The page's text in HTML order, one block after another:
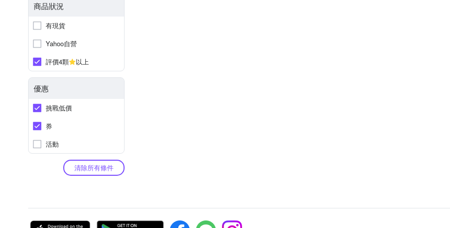
商品狀況
有現貨
Yahoo自營
評價4顆
以上
優惠
挑戰低價
券
活動
清除所有條件